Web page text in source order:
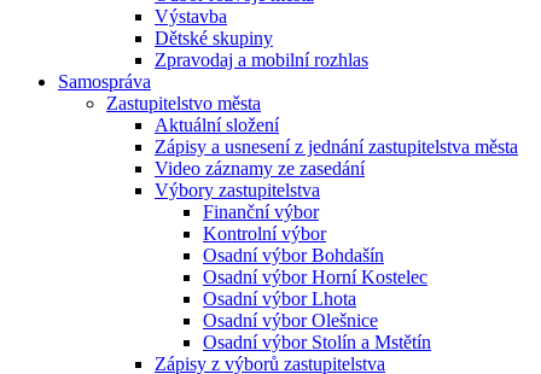
Výstavba
Dětské skupiny
Zpravodaj a mobilní rozhlas
Samospráva
Zastupitelstvo města
Aktuální složení
Zápisy a usnesení z jednání zastupitelstva města
Video záznamy ze zasedání
Výbory zastupitelstva
Finanční výbor
Kontrolní výbor
Osadní výbor Bohdašín
Osadní výbor Horní Kostelec
Osadní výbor Lhota
Osadní výbor Olešnice
Osadní výbor Stolín a Mstětín
Zápisy z výborů zastupitelstva